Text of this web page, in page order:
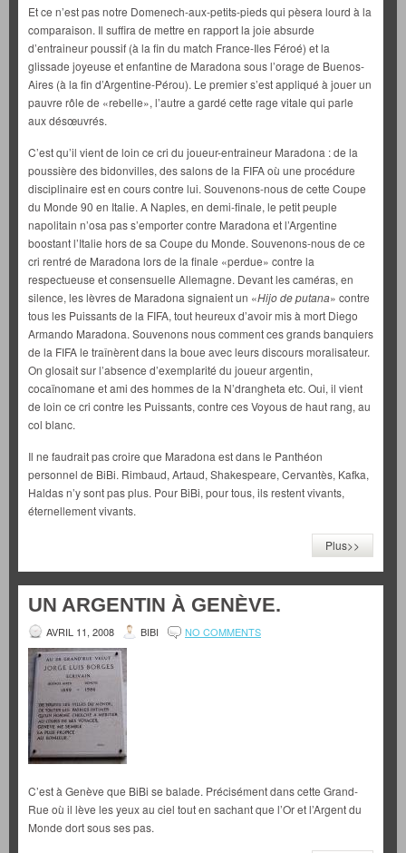
Et ce n’est pas notre Domenech-aux-petits-pieds qui pèsera lourd à la
comparaison. Il suffira de mettre en rapport la joie absurde
d’entraineur poussif (à la fin du match France-Iles Féroé) et la
glissade joyeuse et enfantine de Maradona sous l’orage de Buenos-
Aires (à la fin d’Argentine-Pérou). Le premier s’est appliqué à jouer un
pauvre rôle de «rebelle», l’autre a gardé cette rage vitale qui parle
aux désœuvrés.
C’est qu’il vient de loin ce cri du joueur-entraineur Maradona : de la
poussière des bidonvilles, des salons de la FIFA où une procédure
disciplinaire est en cours contre lui. Souvenons-nous de cette Coupe
du Monde 90 en Italie. A Naples, en demi-finale, le petit peuple
napolitain n’osa pas s’emporter contre Maradona et l’Argentine
boostant l’Italie hors de sa Coupe du Monde. Souvenons-nous de ce
cri rentré de Maradona lors de la finale «perdue» contre la
respectueuse et consensuelle Allemagne. Devant les caméras, en
silence, les lèvres de Maradona signaient un «Hijo de putana» contre
tous les Puissants de la FIFA, tout heureux d’avoir mis à mort Diego
Armando Maradona. Souvenons nous comment ces grands banquiers
de la FIFA le traînèrent dans la boue avec leurs discours moralisateur.
On glosait sur l’absence d’exemplarité du joueur argentin,
cocaïnomane et ami des hommes de la N’drangheta etc. Oui, il vient
de loin ce cri contre les Puissants, contre ces Voyous de haut rang, au
col blanc.
Il ne faudrait pas croire que Maradona est dans le Panthéon
personnel de BiBi. Rimbaud, Artaud, Shakespeare, Cervantès, Kafka,
Haldas n’y sont pas plus. Pour BiBi, pour tous, ils restent vivants,
éternellement vivants.
Plus>>
UN ARGENTIN À GENÈVE.
AVRIL 11, 2008 BIBI NO COMMENTS
C’est à Genève que BiBi se balade. Précisément dans cette Grand-
Rue où il lève les yeux au ciel tout en sachant que l’Or et l’Argent du
Monde dort sous ses pas.